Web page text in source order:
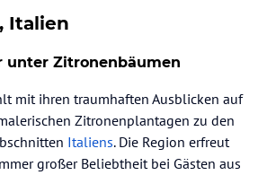
Italien
unter Zitronenbäumen
mit ihren traumhaften Ausblicken auf
Zitronenplantagen zu den
Italiens. Die Region erfreut
großer Beliebtheit bei Gästen aus